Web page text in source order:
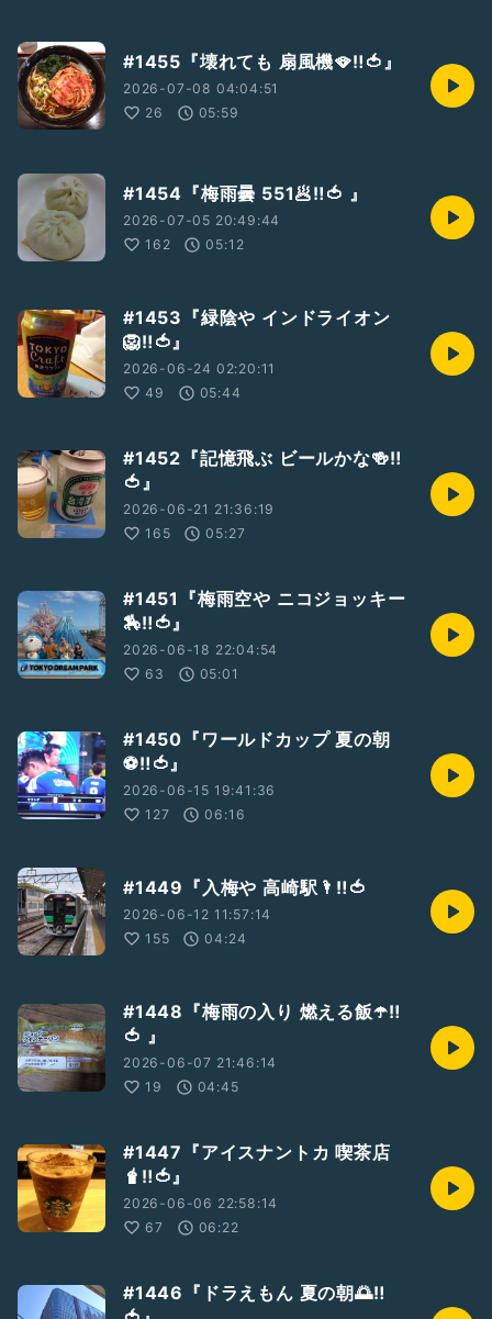
#1455『壊れても 扇風機🪭‼️🍅』
2026-07-08 04:04:51
26
05:59
#1454『梅雨曇 551🥟‼️🍅 』
2026-07-05 20:49:44
162
05:12
#1453『緑陰や インドライオン
🦁‼️🍅』
2026-06-24 02:20:11
49
05:44
#1452『記憶飛ぶ ビールかな🍻‼️
🍅』
2026-06-21 21:36:19
165
05:27
#1451『梅雨空や ニコジョッキー
🏇‼️🍅』
2026-06-18 22:04:54
63
05:01
#1450『ワールドカップ 夏の朝
⚽️‼️🍅』
2026-06-15 19:41:36
127
06:16
#1449『入梅や 高崎駅🌂‼️🍅
2026-06-12 11:57:14
155
04:24
#1448『梅雨の入り 燃える飯☂️‼️
🍅 』
2026-06-07 21:46:14
19
04:45
#1447『アイスナントカ 喫茶店
🧋‼️🍅』
2026-06-06 22:58:14
67
06:22
#1446『ドラえもん 夏の朝🌅‼️